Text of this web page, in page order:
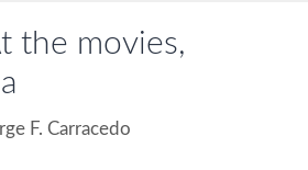
the movies,
F. Carracedo